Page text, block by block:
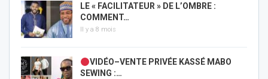
LE « FACILITATEUR » DE L’OMBRE :
COMMENT…
Il y a 8 mois
VIDÉO–VENTE PRIVÉE KASSÉ MABO
SEWING :…